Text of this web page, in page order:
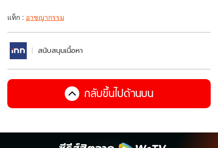
แท็ก : อาชญากรรม
สนับสนุนเนื้อหา
กลับขึ้นไปด้านบน